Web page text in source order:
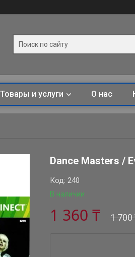
Товары и услуги О нас
Dance Masters /
В наличии
Код:240
1 700
1 360 ₸